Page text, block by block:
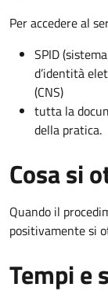
Per accedere al
SPID
d’identità
(CNS)
tutta la
della pratica.
Cosa si
Quando il
positivamente si
Tempi e